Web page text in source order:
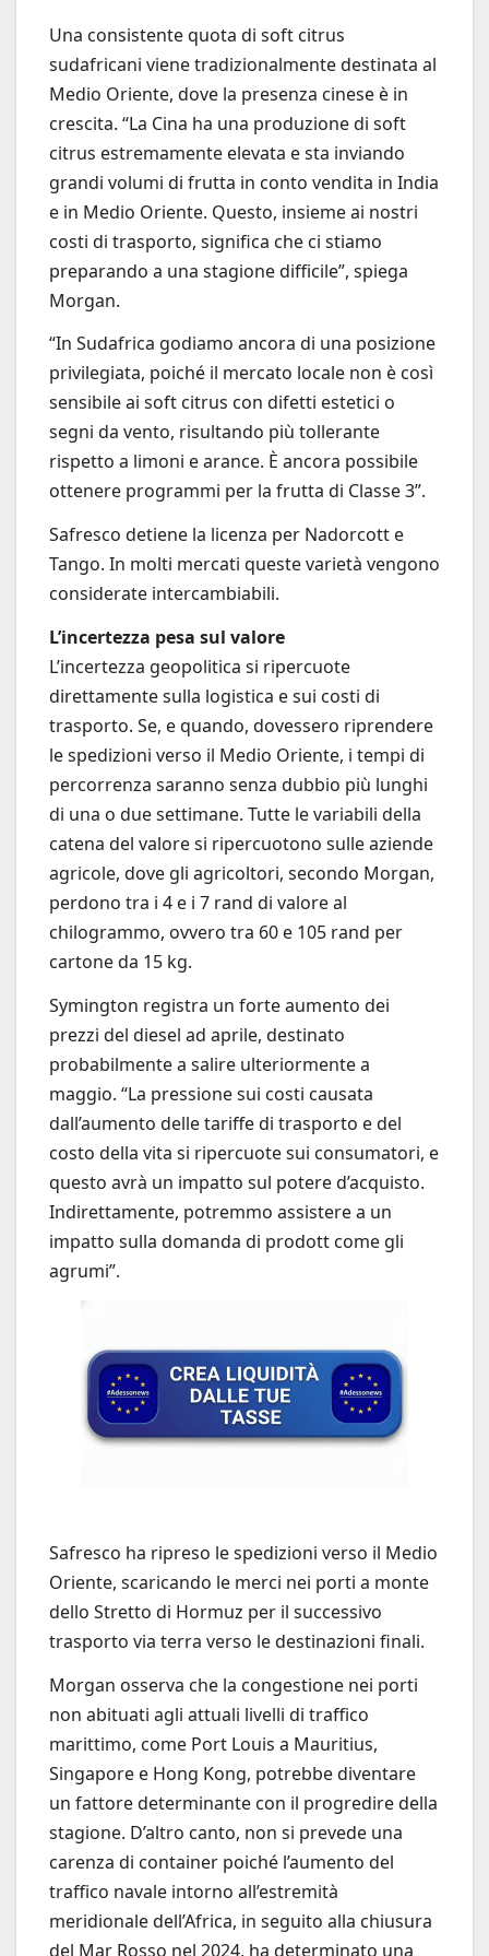
Una consistente quota di soft citrus
sudafricani viene tradizionalmente destinata al
Medio Oriente, dove la presenza cinese è in
crescita. “La Cina ha una produzione di soft
citrus estremamente elevata e sta inviando
grandi volumi di frutta in conto vendita in India
e in Medio Oriente. Questo, insieme ai nostri
costi di trasporto, significa che ci stiamo
preparando a una stagione difficile”, spiega
Morgan.
“In Sudafrica godiamo ancora di una posizione
privilegiata, poiché il mercato locale non è così
sensibile ai soft citrus con difetti estetici o
segni da vento, risultando più tollerante
rispetto a limoni e arance. È ancora possibile
ottenere programmi per la frutta di Classe 3”.
Safresco detiene la licenza per Nadorcott e
Tango. In molti mercati queste varietà vengono
considerate intercambiabili.
L’incertezza pesa sul valore
L’incertezza geopolitica si ripercuote
direttamente sulla logistica e sui costi di
trasporto. Se, e quando, dovessero riprendere
le spedizioni verso il Medio Oriente, i tempi di
percorrenza saranno senza dubbio più lunghi
di una o due settimane. Tutte le variabili della
catena del valore si ripercuotono sulle aziende
agricole, dove gli agricoltori, secondo Morgan,
perdono tra i 4 e i 7 rand di valore al
chilogrammo, ovvero tra 60 e 105 rand per
cartone da 15 kg.
Symington registra un forte aumento dei
prezzi del diesel ad aprile, destinato
probabilmente a salire ulteriormente a
maggio. “La pressione sui costi causata
dall’aumento delle tariffe di trasporto e del
costo della vita si ripercuote sui consumatori, e
questo avrà un impatto sul potere d’acquisto.
Indirettamente, potremmo assistere a un
impatto sulla domanda di prodott come gli
agrumi”.
Safresco ha ripreso le spedizioni verso il Medio
Oriente, scaricando le merci nei porti a monte
dello Stretto di Hormuz per il successivo
trasporto via terra verso le destinazioni finali.
Morgan osserva che la congestione nei porti
non abituati agli attuali livelli di traffico
marittimo, come Port Louis a Mauritius,
Singapore e Hong Kong, potrebbe diventare
un fattore determinante con il progredire della
stagione. D’altro canto, non si prevede una
carenza di container poiché l’aumento del
traffico navale intorno all’estremità
meridionale dell’Africa, in seguito alla chiusura
del Mar Rosso nel 2024, ha determinato una